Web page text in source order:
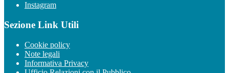
Instagram
Sezione Link Utili
Cookie policy
Note legali
Informativa Privacy